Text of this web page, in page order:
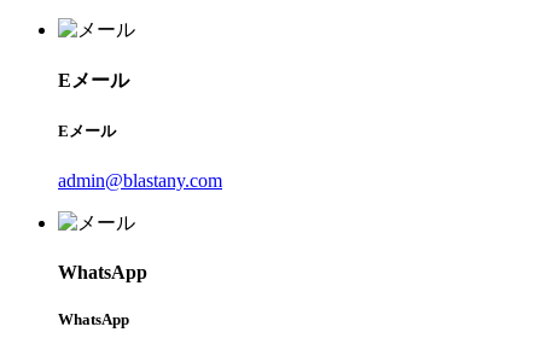
Eメール
Eメール
admin@blastany.com
WhatsApp
WhatsApp